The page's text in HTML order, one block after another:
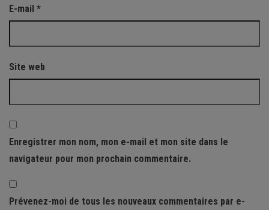
E-mail *
Site web
Enregistrer mon nom, mon e-mail et mon site dans le
navigateur pour mon prochain commentaire.
Prévenez-moi de tous les nouveaux commentaires par e-